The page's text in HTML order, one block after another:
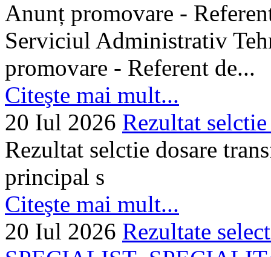
Anunț promovare -
Serviciul Administrativ
promovare - Referent de...
Citeşte mai mult...
20 Iul 2026 Rezultat
Rezultat selctie dosare
principal s
Citeşte mai mult...
20 Iul 2026 Rezultate